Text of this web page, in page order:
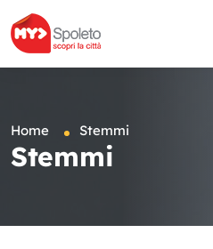
Home Stemmi
Stemmi